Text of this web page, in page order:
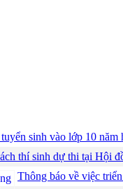
sinh vào lớp 10 năm
thí sinh dự thi tại Hội
Thông báo về việc